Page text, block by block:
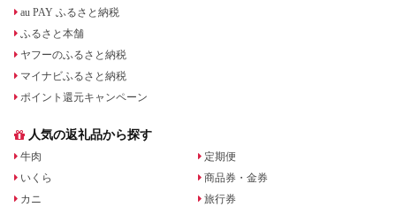
au PAY ふるさと納税
ふるさと本舗
ヤフーのふるさと納税
マイナビふるさと納税
ポイント還元キャンペーン
人気の返礼品から探す
牛肉
いくら
カニ
定期便
商品券・金券
旅行券